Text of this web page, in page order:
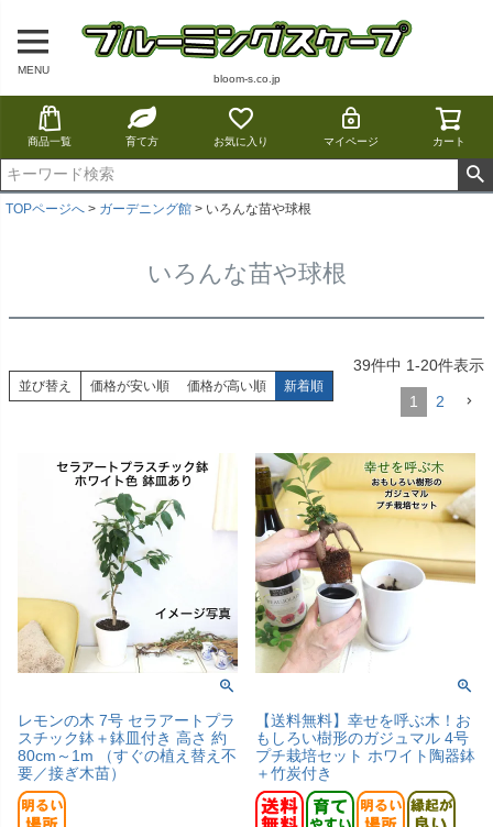
MENU
bloom-s.co.jp
商品一覧 育て方 お気に入り マイページ カート
TOPページへ ガーデニング館 いろんな苗や球根
いろんな苗や球根
並び替え 価格が安い順 価格が高い順 新着順
39件中 1-20件表示
1 2
レモンの木 7号 セラアートプラ
スチック鉢＋鉢皿付き 高さ 約
80cm～1m （すぐの植え替え不
要／接ぎ木苗）
【送料無料】幸せを呼ぶ木！お
もしろい樹形のガジュマル 4号
プチ栽培セット ホワイト陶器鉢
＋竹炭付き